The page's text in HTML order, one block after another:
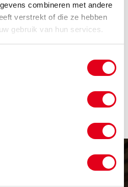
combineren met andere
verstrekt of die ze hebben
gebruik van hun services.
Netto prijs
Makita Sluitmoer M14 224554-5
Stuks